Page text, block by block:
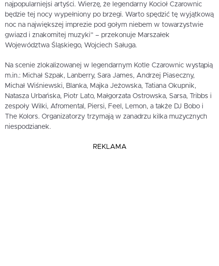
najpopularniejsi artyści. Wierzę, że legendarny Kocioł Czarownic
będzie tej nocy wypełniony po brzegi. Warto spędzić tę wyjątkową
noc na największej imprezie pod gołym niebem w towarzystwie
gwiazd i znakomitej muzyki” – przekonuje Marszałek
Województwa Śląskiego, Wojciech Saługa.
Na scenie zlokalizowanej w legendarnym Kotle Czarownic wystąpią
m.in.: Michał Szpak, Lanberry, Sara James, Andrzej Piaseczny,
Michał Wiśniewski, Blanka, Majka Jeżowska, Tatiana Okupnik,
Natasza Urbańska, Piotr Lato, Małgorzata Ostrowska, Sarsa, Tribbs i
zespoły Wilki, Afromental, Piersi, Feel, Lemon, a także DJ Bobo i
The Kolors. Organizatorzy trzymają w zanadrzu kilka muzycznych
niespodzianek.
REKLAMA